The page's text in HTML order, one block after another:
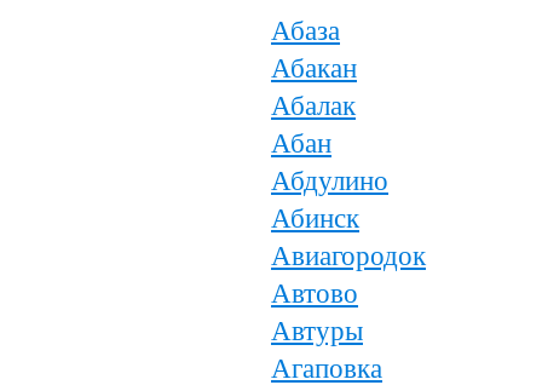
Абаза
Абакан
Абалак
Абан
Абдулино
Абинск
Авиагородок
Автово
Автуры
Агаповка